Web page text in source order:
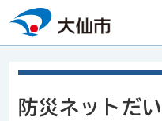
本文へスキップ
防災ネットだ